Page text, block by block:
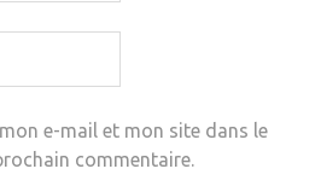
e-mail et mon site dans le
commentaire.